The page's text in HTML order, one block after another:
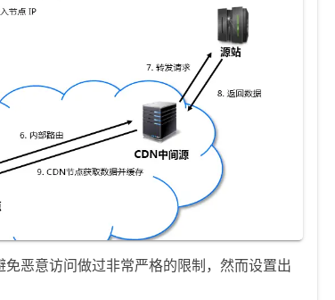
恶意访问做过非常严格的限制，然而设置出